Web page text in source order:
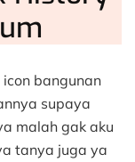
icon bangunan
supaya
malah gak aku
tanya juga ya